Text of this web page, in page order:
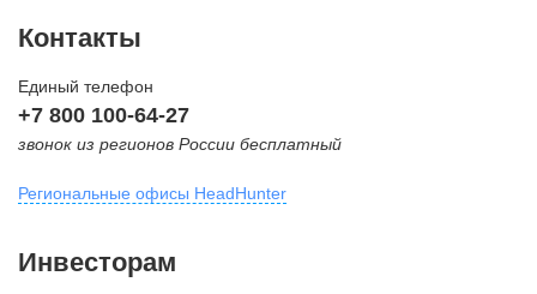
Контакты
Единый телефон
+7 800 100-64-27
звонок из регионов России бесплатный
Региональные офисы HeadHunter
внутригородская территория
Инвесторам